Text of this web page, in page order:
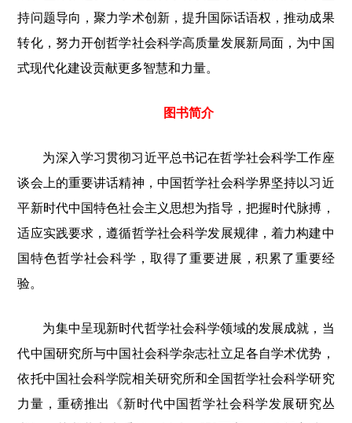
持问题导向，聚力学术创新，提升国际话语权，推动成果
转化，努力开创哲学社会科学高质量发展新局面，为中国
式现代化建设贡献更多智慧和力量。
图书简介
为深入学习贯彻习近平总书记在哲学社会科学工作座
谈会上的重要讲话精神，中国哲学社会科学界坚持以习近
平新时代中国特色社会主义思想为指导，把握时代脉搏，
适应实践要求，遵循哲学社会科学发展规律，着力构建中
国特色哲学社会科学，取得了重要进展，积累了重要经
验。
为集中呈现新时代哲学社会科学领域的发展成就，当
代中国研究所与中国社会科学杂志社立足各自学术优势，
依托中国社会科学院相关研究所和全国哲学社会科学研究
力量，重磅推出《新时代中国哲学社会科学发展研究丛